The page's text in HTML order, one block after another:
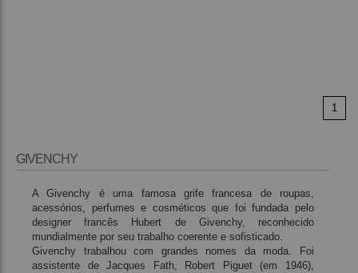
1
GIVENCHY
A Givenchy é uma famosa grife francesa de roupas,
acessórios, perfumes e cosméticos que foi fundada pelo
designer francês Hubert de Givenchy, reconhecido
mundialmente por seu trabalho coerente e sofisticado.
Givenchy trabalhou com grandes nomes da moda. Foi
assistente de Jacques Fath, Robert Piguet (em 1946),